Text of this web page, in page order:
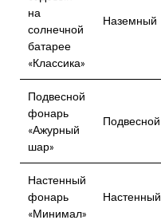
на
солнечной
батарее
«Классика»
Наземный
Подвесной
фонарь
«Ажурный
шар»
Подвесной
Настенный
фонарь
«Минимал»
Настенный